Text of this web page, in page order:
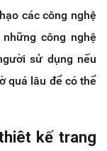
các công nghệ
công nghệ
sử dụng nếu
quá lâu để có thể
kế trang